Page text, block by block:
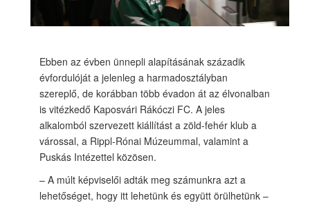
Ebben az évben ünnepli alapításának századik
évfordulóját a jelenleg a harmadosztályban
szereplő, de korábban több évadon át az élvonalban
is vitézkedő Kaposvári Rákóczi FC. A jeles
alkalomból szervezett kiállítást a zöld-fehér klub a
várossal, a Rippl-Rónai Múzeummal, valamint a
Puskás Intézettel közösen.
– A múlt képviselői adták meg számunkra azt a
lehetőséget, hogy itt lehetünk és együtt örülhetünk –